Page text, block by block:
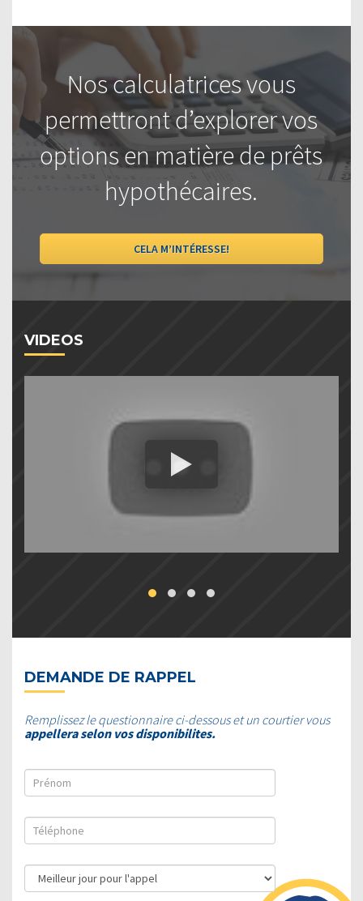
Nos calculatrices vous
permettront d’explorer vos
options en matière de prêts
hypothécaires.
CELA M’INTÉRESSE!
VIDEOS
DEMANDE DE RAPPEL
Remplissez le questionnaire ci-dessous et un courtier vous
appellera selon vos disponibilites.